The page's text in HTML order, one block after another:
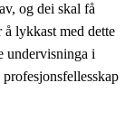
og dei skal få
lykkast med dette
undervisninga i